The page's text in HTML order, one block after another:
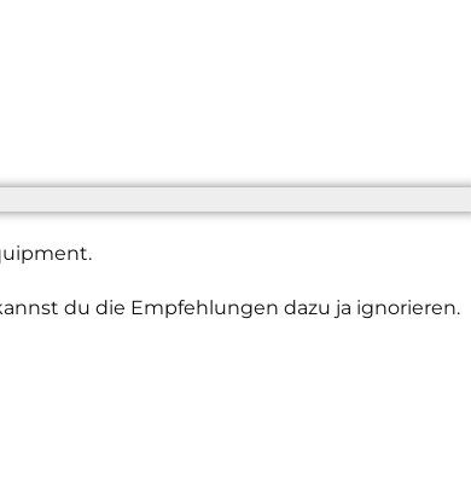
du die Empfehlungen dazu ja ignorieren.